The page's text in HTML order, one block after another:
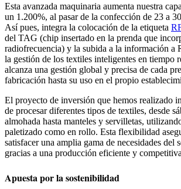
Esta avanzada maquinaria aumenta nuestra
un 1.200%, al pasar de la confección de 23 a
Así pues, integra la colocación de la etiqueta
del TAG (chip insertado en la prenda que
radiofrecuencia) y la subida a la información a
la gestión de los textiles inteligentes en tiempo
alcanza una gestión global y precisa de cada
fabricación hasta su uso en el propio
El proyecto de inversión que hemos realizado
de procesar diferentes tipos de textiles, desde
almohada hasta manteles y servilletas,
paletizado como en rollo. Esta flexibilidad
satisfacer una amplia gama de necesidades del
gracias a una producción eficiente y
Apuesta por la sostenibilidad